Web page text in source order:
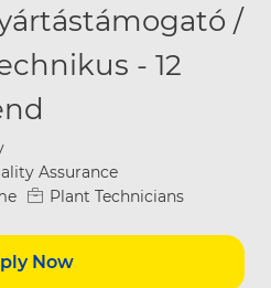
/
- 12
Assurance
Plant Technicians
Now